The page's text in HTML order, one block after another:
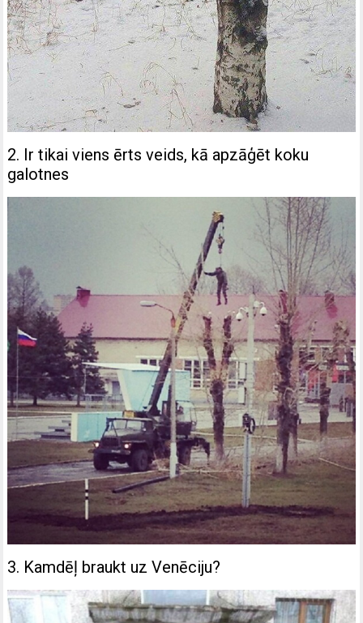
2. Ir tikai viens ērts veids, kā apzāģēt koku
galotnes
3. Kamdēļ braukt uz Venēciju?